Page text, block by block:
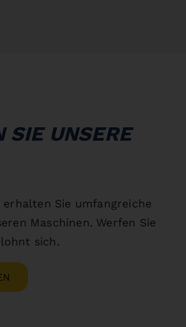
SIE UNSERE
Sie umfangreiche
Maschinen. Werfen Sie
sich.